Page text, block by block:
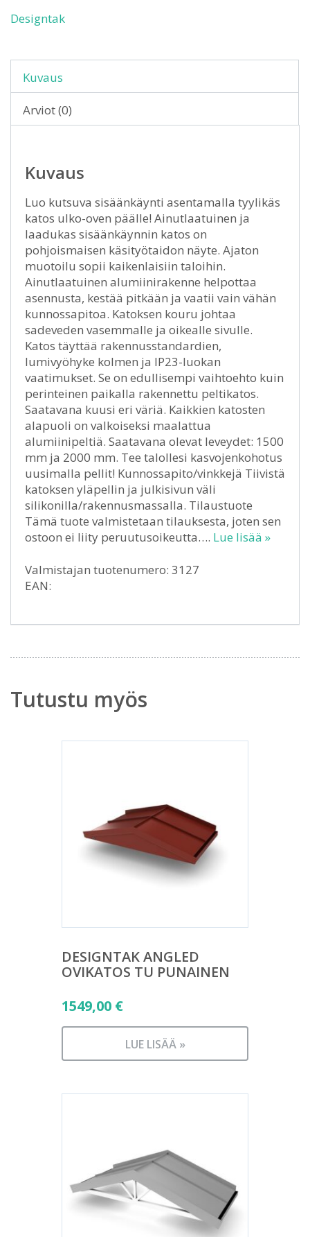
Designtak
Kuvaus
Arviot (0)
Kuvaus
Luo kutsuva sisäänkäynti asentamalla tyylikäs
katos ulko-oven päälle! Ainutlaatuinen ja
laadukas sisäänkäynnin katos on
pohjoismaisen käsityötaidon näyte. Ajaton
muotoilu sopii kaikenlaisiin taloihin.
Ainutlaatuinen alumiinirakenne helpottaa
asennusta, kestää pitkään ja vaatii vain vähän
kunnossapitoa. Katoksen kouru johtaa
sadeveden vasemmalle ja oikealle sivulle.
Katos täyttää rakennusstandardien,
lumivyöhyke kolmen ja IP23-luokan
vaatimukset. Se on edullisempi vaihtoehto kuin
perinteinen paikalla rakennettu peltikatos.
Saatavana kuusi eri väriä. Kaikkien katosten
alapuoli on valkoiseksi maalattua
alumiinipeltiä. Saatavana olevat leveydet: 1500
mm ja 2000 mm. Tee talollesi kasvojenkohotus
uusimalla pellit! Kunnossapito/vinkkejä Tiivistä
katoksen yläpellin ja julkisivun väli
silikonilla/rakennusmassalla. Tilaustuote
Tämä tuote valmistetaan tilauksesta, joten sen
ostoon ei liity peruutusoikeutta…. Lue lisää »
Valmistajan tuotenumero: 3127
EAN:
Tutustu myös
DESIGNTAK ANGLED
OVIKATOS TU PUNAINEN
1549,00 €
LUE LISÄÄ »